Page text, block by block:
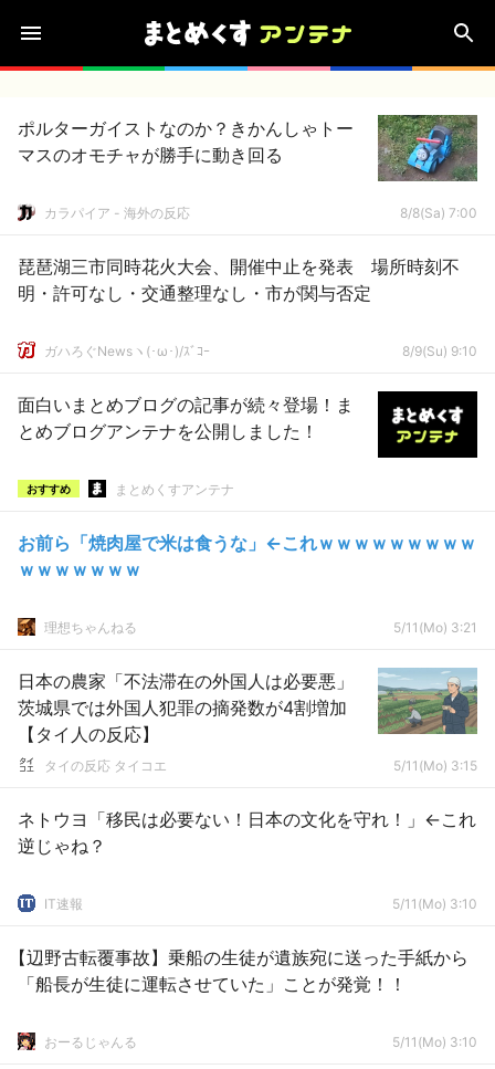
ポルターガイストなのか？きかんしゃトー
マスのオモチャが勝手に動き回る
カラパイア - 海外の反応 8/8(Sa) 7:00
琵琶湖三市同時花火大会、開催中止を発表 場所時刻不
明・許可なし・交通整理なし・市が関与否定
ガハろぐNewsヽ(･ω･)/ｽﾞｺｰ 8/9(Su) 9:10
面白いまとめブログの記事が続々登場！ま
とめブログアンテナを公開しました！
おすすめ まとめくすアンテナ
お前ら「焼肉屋で米は食うな」←これｗｗｗｗｗｗｗｗｗ
ｗｗｗｗｗｗｗ
理想ちゃんねる 5/11(Mo) 3:21
日本の農家「不法滞在の外国人は必要悪」
茨城県では外国人犯罪の摘発数が4割増加
【タイ人の反応】
タイの反応 タイコエ 5/11(Mo) 3:15
ネトウヨ「移民は必要ない！日本の文化を守れ！」←これ
逆じゃね？
IT速報 5/11(Mo) 3:10
【辺野古転覆事故】乗船の生徒が遺族宛に送った手紙から
「船長が生徒に運転させていた」ことが発覚！！
おーるじゃんる 5/11(Mo) 3:10